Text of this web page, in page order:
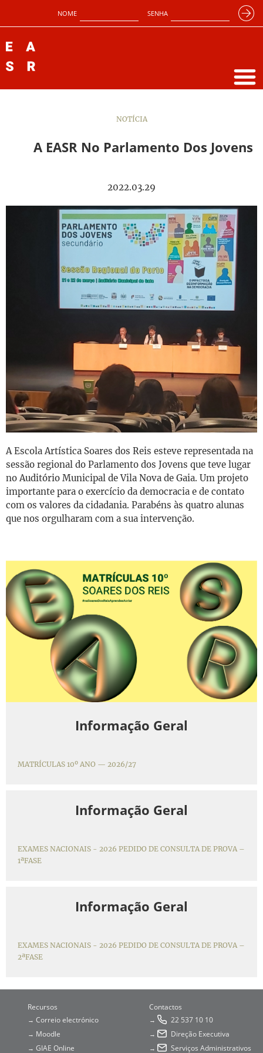
NOME SENHA
NOTÍCIA
A EASR No Parlamento Dos Jovens
2022.03.29
A Escola Artística Soares dos Reis esteve representada na
sessão regional do Parlamento dos Jovens que teve lugar
no Auditório Municipal de Vila Nova de Gaia. Um projeto
importante para o exercício da democracia e de contato
com os valores da cidadania. Parabéns às quatro alunas
que nos orgulharam com a sua intervenção.
Informação Geral
MATRÍCULAS 10º ANO — 2026/27
Informação Geral
EXAMES NACIONAIS - 2026 PEDIDO DE CONSULTA DE PROVA –
1ªFASE
Informação Geral
EXAMES NACIONAIS - 2026 PEDIDO DE CONSULTA DE PROVA –
2ªFASE
Recursos
→ Correio electrónico
→ Moodle
→ GIAE Online
Contactos
→ 22 537 10 10
→ Direção Executiva
→ Serviços Administrativos